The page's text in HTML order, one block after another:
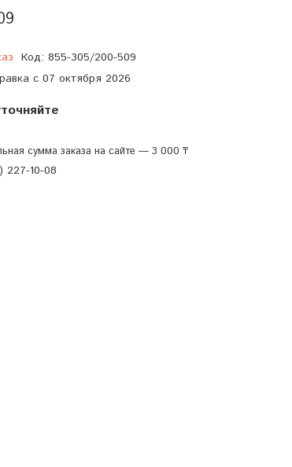
Код: 855-305/200-509
с 07 октября 2026
сумма заказа на сайте — 3 000 ₸
227-10-08